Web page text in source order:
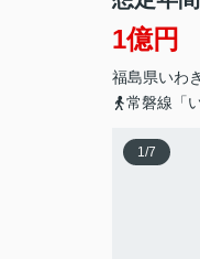
1億円
福島県いわ
常磐線「
1/7